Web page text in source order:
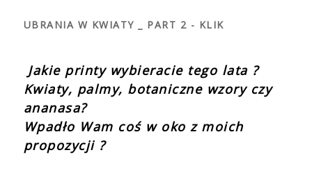
UBRANIA W KWIATY _ PART 2 - KLIK
Jakie printy wybieracie tego lata ?
Kwiaty, palmy, botaniczne wzory czy
ananasa?
Wpadło Wam coś w oko z moich
propozycji ?